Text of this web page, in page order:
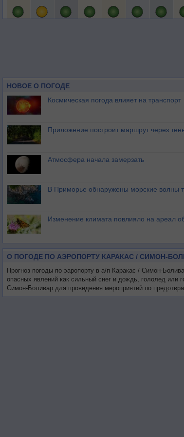
НОВОЕ О ПОГОДЕ
Космическая погода влияет на транспорт
Приложение построит маршрут через
Атмосфера начала замерзать
В Приморье обнаружены морские волны
Изменение климата повлияло на ареал
О ПОГОДЕ ПО АЭРОПОРТУ КАРАКАС / СИМОН-
Прогноз погоды по эаропорту в а/п Каракас / Симон-
опасных явлений как сильный снег и дождь, гололед или
Симон-Боливар для проведения мероприятий по